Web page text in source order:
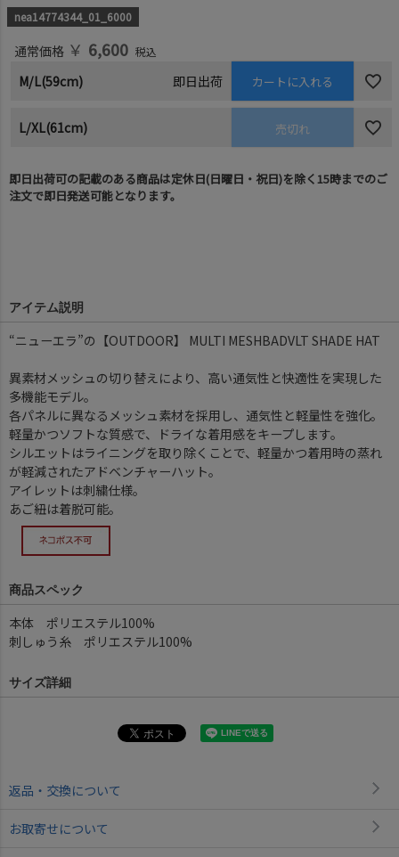
nea14774344_01_6000
通常価格 ￥ 6,600 税込
M/L(59cm) 即日出荷 カートに入れる
L/XL(61cm) 売切れ
即日出荷可の記載のある商品は定休日(日曜日・祝日)を除く15時までのご
注文で即日発送可能となります。
アイテム説明
“ニューエラ”の【OUTDOOR】 MULTI MESHBADVLT SHADE HAT
異素材メッシュの切り替えにより、高い通気性と快適性を実現した
多機能モデル。
各パネルに異なるメッシュ素材を採用し、通気性と軽量性を強化。
軽量かつソフトな質感で、ドライな着用感をキープします。
シルエットはライニングを取り除くことで、軽量かつ着用時の蒸れ
が軽減されたアドベンチャーハット。
アイレットは刺繍仕様。
あご紐は着脱可能。
商品スペック
本体 ポリエステル100%
刺しゅう糸 ポリエステル100%
サイズ詳細
返品・交換について
お取寄せについて